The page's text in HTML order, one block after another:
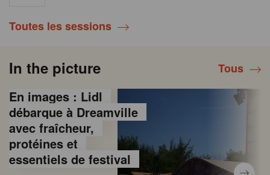
Toutes les sessions
In the picture Tous
En images : Lidl
débarque à Dreamville
avec fraîcheur,
protéines et
essentiels de festival